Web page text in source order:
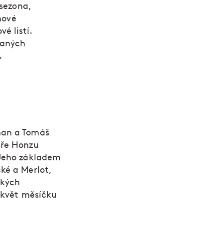
listí.
a Tomáš
Honzu
základem
a Merlot,
měsíčku